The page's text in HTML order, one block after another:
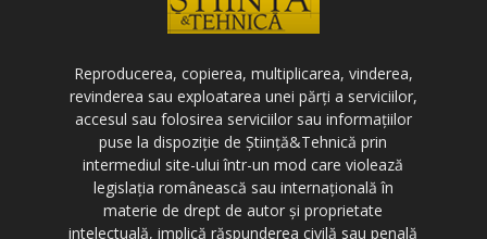
Reproducerea, copierea, multiplicarea, vinderea,
revinderea sau exploatarea unei părți a serviciilor,
accesul sau folosirea serviciilor sau informațiilor
puse la dispoziție de Știință&Tehnică prin
intermediul site-ului într-un mod care violează
legislația românească sau internațională în
materie de drept de autor și proprietate
intelectuală, implică răspunderea civilă sau penală